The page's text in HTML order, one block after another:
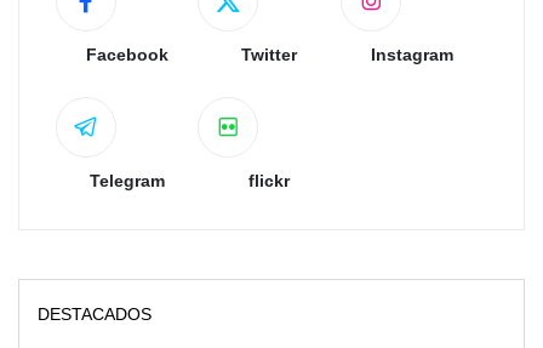
Facebook Twitter Instagram
Telegram flickr
DESTACADOS